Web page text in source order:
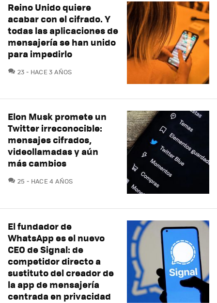
Reino Unido quiere
acabar con el cifrado. Y
todas las aplicaciones de
mensajería se han unido
para impedirlo
23 COMENTARIOS
HACE 3 AÑOS
Elon Musk promete un
Twitter irreconocible:
mensajes cifrados,
videollamadas y aún
más cambios
25 COMENTARIOS
HACE 4 AÑOS
El fundador de
WhatsApp es el nuevo
CEO de Signal: de
competidor directo a
sustituto del creador de
la app de mensajería
centrada en privacidad